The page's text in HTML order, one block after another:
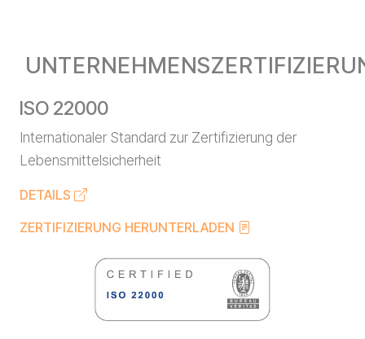
ISO 22000
Internationaler Standard zur Zertifizierung der
Lebensmittelsicherheit
DETAILS
ZERTIFIZIERUNG HERUNTERLADEN